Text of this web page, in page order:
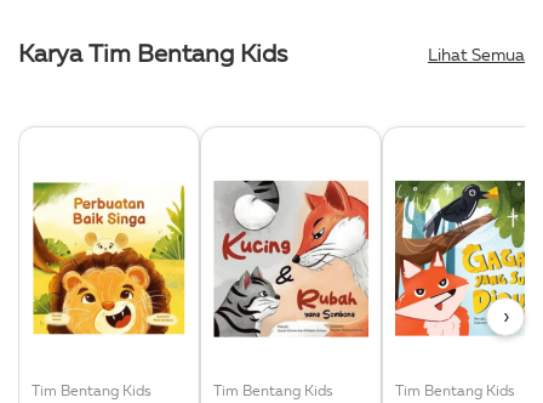
Karya Tim Bentang Kids Lihat Semua
Tim Bentang Kids Tim Bentang Kids Tim Bentang Kids
›